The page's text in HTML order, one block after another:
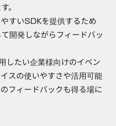
。
すいSDKを提供するため
開発しながらフィードバッ
したい企業様向けのイベン
スの使いやすさや活用可能
フィードバックも得る場に